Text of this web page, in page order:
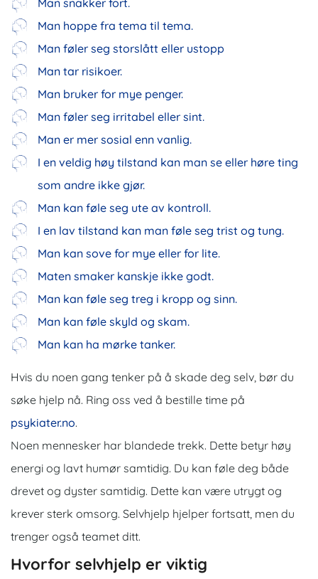
Man snakker fort.
Man hoppe fra tema til tema.
Man føler seg storslått eller ustopp
Man tar risikoer.
Man bruker for mye penger.
Man føler seg irritabel eller sint.
Man er mer sosial enn vanlig.
I en veldig høy tilstand kan man se eller høre ting
som andre ikke gjør.
Man kan føle seg ute av kontroll.
I en lav tilstand kan man føle seg trist og tung.
Man kan sove for mye eller for lite.
Maten smaker kanskje ikke godt.
Man kan føle seg treg i kropp og sinn.
Man kan føle skyld og skam.
Man kan ha mørke tanker.
Hvis du noen gang tenker på å skade deg selv, bør du
søke hjelp nå. Ring oss ved å bestille time på
psykiater.no.
Noen mennesker har blandede trekk. Dette betyr høy
energi og lavt humør samtidig. Du kan føle deg både
drevet og dyster samtidig. Dette kan være utrygt og
krever sterk omsorg. Selvhjelp hjelper fortsatt, men du
trenger også teamet ditt.
Hvorfor selvhjelp er viktig